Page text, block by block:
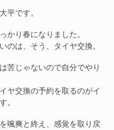
平です。
かり春になりました。
のは、そう、タイヤ交換。
苦じゃないので自分でやり
ヤ交換の予約を取るのがイ
。
颯爽と終え、感覚を取り戻